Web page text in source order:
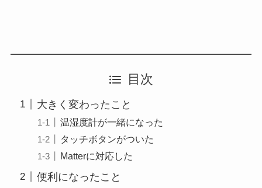
目次
大きく変わったこと
温湿度計が一緒になった
タッチボタンがついた
Matterに対応した
便利になったこと